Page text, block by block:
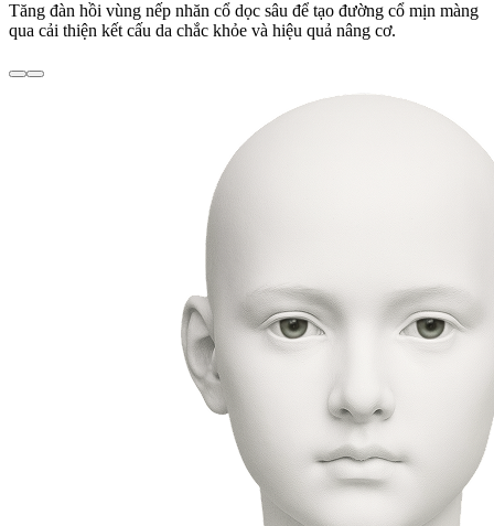
Tăng đàn hồi vùng nếp nhăn cổ dọc sâu để tạo đường cổ mịn màng
qua cải thiện kết cấu da chắc khỏe và hiệu quả nâng cơ.